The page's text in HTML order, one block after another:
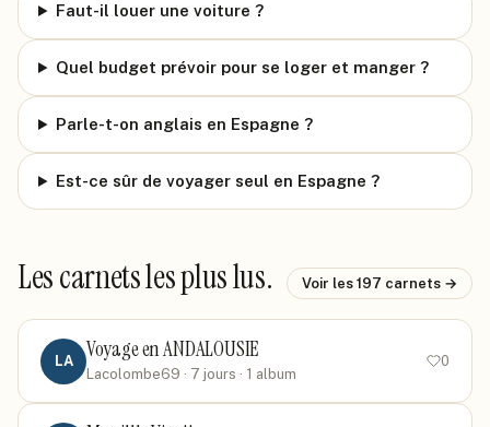
Faut-il louer une voiture ?
Quel budget prévoir pour se loger et manger ?
Parle-t-on anglais en Espagne ?
Est-ce sûr de voyager seul en Espagne ?
Les carnets les plus lus. Voir les 197 carnets →
LA Voyage en ANDALOUSIE
Lacolombe69 · 7 jours · 1 album
0